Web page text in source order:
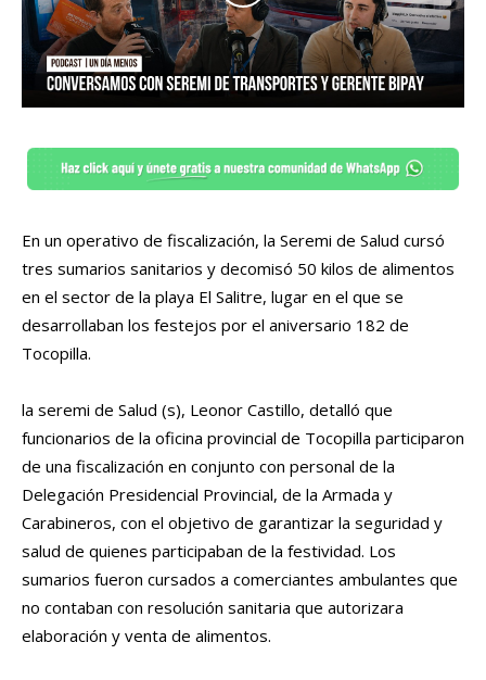
En un operativo de fiscalización, la Seremi de Salud cursó
tres sumarios sanitarios y decomisó 50 kilos de alimentos
en el sector de la playa El Salitre, lugar en el que se
desarrollaban los festejos por el aniversario 182 de
Tocopilla.
la seremi de Salud (s), Leonor Castillo, detalló que
funcionarios de la oficina provincial de Tocopilla participaron
de una fiscalización en conjunto con personal de la
Delegación Presidencial Provincial, de la Armada y
Carabineros, con el objetivo de garantizar la seguridad y
salud de quienes participaban de la festividad. Los
sumarios fueron cursados a comerciantes ambulantes que
no contaban con resolución sanitaria que autorizara
elaboración y venta de alimentos.